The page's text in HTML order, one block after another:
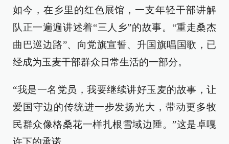
如今，在乡里的红色展馆，一支年轻干部讲解
队正一遍遍讲述着“三人乡”的故事。“重走桑杰
曲巴巡边路”、向党旗宣誓、升国旗唱国歌，已
经成为玉麦干部群众日常生活的一部分。
“我是一名党员，我要继续讲好玉麦的故事，让
爱国守边的传统进一步发扬光大，带动更多牧
民群众像格桑花一样扎根雪域边陲。”这是卓嘎
许下的承诺。